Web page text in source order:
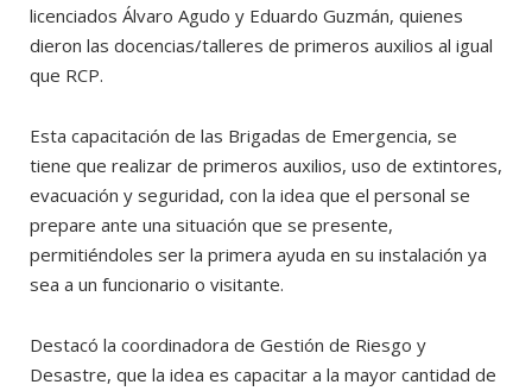
licenciados Álvaro Agudo y Eduardo Guzmán, quienes
dieron las docencias/talleres de primeros auxilios al igual
que RCP.
Esta capacitación de las Brigadas de Emergencia, se
tiene que realizar de primeros auxilios, uso de extintores,
evacuación y seguridad, con la idea que el personal se
prepare ante una situación que se presente,
permitiéndoles ser la primera ayuda en su instalación ya
sea a un funcionario o visitante.
Destacó la coordinadora de Gestión de Riesgo y
Desastre, que la idea es capacitar a la mayor cantidad de